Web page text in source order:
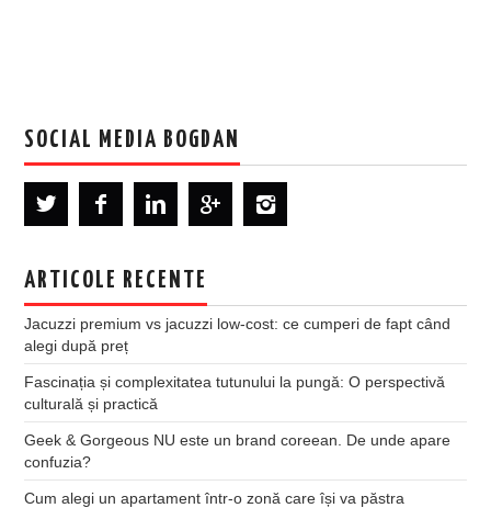
SOCIAL MEDIA BOGDAN
ARTICOLE RECENTE
Jacuzzi premium vs jacuzzi low-cost: ce cumperi de fapt când
alegi după preț
Fascinația și complexitatea tutunului la pungă: O perspectivă
culturală și practică
Geek & Gorgeous NU este un brand coreean. De unde apare
confuzia?
Cum alegi un apartament într-o zonă care își va păstra